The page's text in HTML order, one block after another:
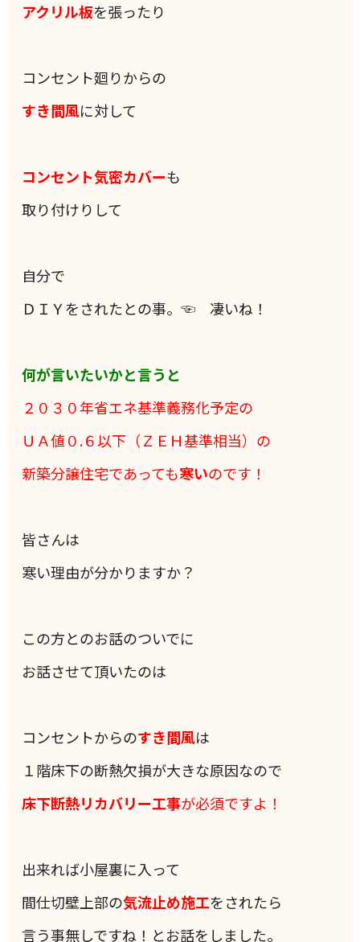
アクリル板を張ったり
コンセント廻りからの
すき間風に対して
コンセント気密カバーも
取り付けりして
自分で
ＤＩＹをされたとの事。☜ 凄いね！
何が言いたいかと言うと
２０３０年省エネ基準義務化予定の
ＵＡ値０.６以下（ＺＥＨ基準相当）の
新築分譲住宅であっても寒いのです！
皆さんは
寒い理由が分かりますか？
この方とのお話のついでに
お話させて頂いたのは
コンセントからのすき間風は
１階床下の断熱欠損が大きな原因なので
床下断熱リカバリー工事が必須ですよ！
出来れば小屋裏に入って
間仕切壁上部の気流止め施工をされたら
言う事無しですね！とお話をしました。